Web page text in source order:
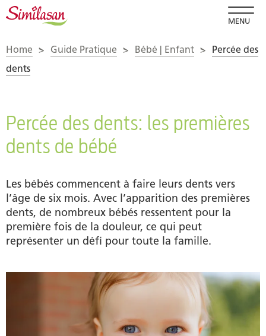
MENU
Home > Guide Pratique > Bébé | Enfant >
Percée des
dents
Percée des dents: les premières
dents de bébé
Les bébés commencent à faire leurs dents vers
l’âge de six mois. Avec l’apparition des premières
dents, de nombreux bébés ressentent pour la
première fois de la douleur, ce qui peut
représenter un défi pour toute la famille.